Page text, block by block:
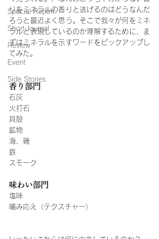
Special Report
Short Journal
Review
Event
Side Stories
りをミネラルの香りと逃げるのはどうなんだ
ろうと最近よく思う。そこで我々が何をミネ
ラルと表現しているのか理解するために、ま
ずはミネラルを示すワードをピックアップし
てみた。
香り部門
石灰
火打石
貝殻
鉱物
海、磯
鉄
スモーク
味わい部門
塩味
噛み応え（テクスチャー）